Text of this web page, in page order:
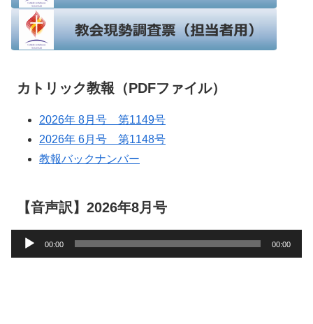
カトリック教報（PDFファイル）
2026年 8月号 第1149号
2026年 6月号 第1148号
教報バックナンバー
【音声訳】2026年8月号
声
00:00 00:00